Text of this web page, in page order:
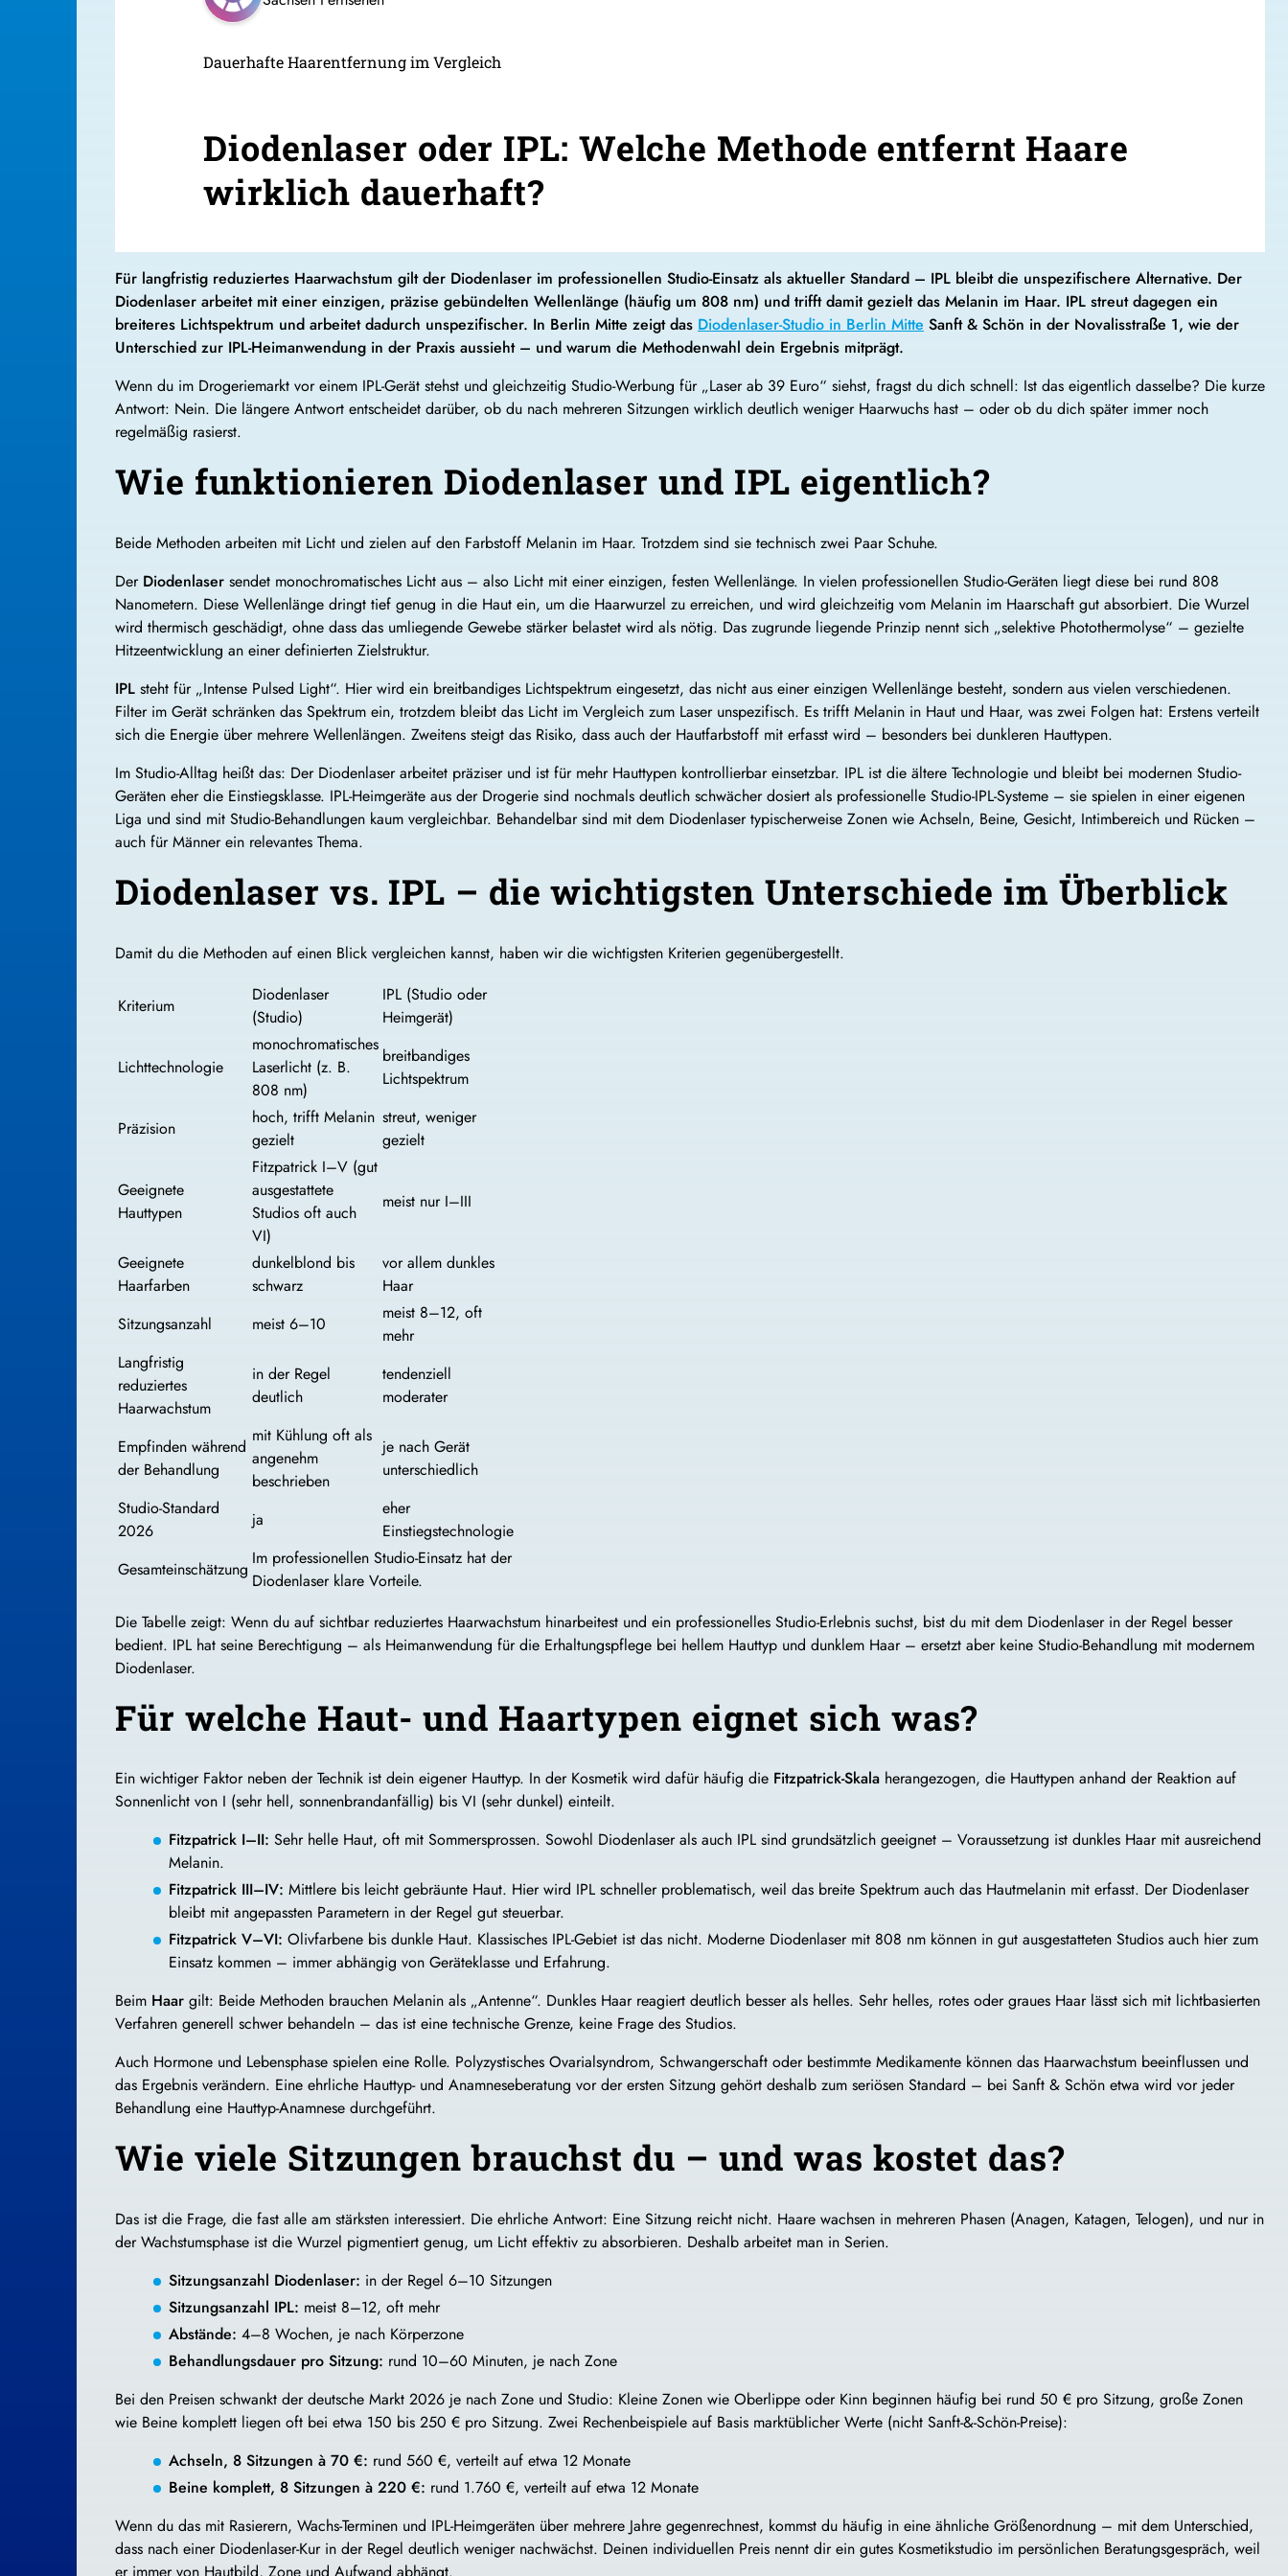
Dauerhafte Haarentfernung im Vergleich
Diodenlaser oder IPL: Welche Methode entfernt Haare
wirklich dauerhaft?
Für langfristig reduziertes Haarwachstum gilt der Diodenlaser im professionellen Studio-Einsatz als aktueller Standard – IPL bleibt die unspezifischere Alternative. Der
Diodenlaser arbeitet mit einer einzigen, präzise gebündelten Wellenlänge (häufig um 808 nm) und trifft damit gezielt das Melanin im Haar. IPL streut dagegen ein
breiteres Lichtspektrum und arbeitet dadurch unspezifischer. In Berlin Mitte zeigt das Diodenlaser-Studio in Berlin Mitte Sanft & Schön in der Novalisstraße 1, wie der
Unterschied zur IPL-Heimanwendung in der Praxis aussieht – und warum die Methodenwahl dein Ergebnis mitprägt.
Wenn du im Drogeriemarkt vor einem IPL-Gerät stehst und gleichzeitig Studio-Werbung für „Laser ab 39 Euro“ siehst, fragst du dich schnell: Ist das eigentlich dasselbe? Die kurze
Antwort: Nein. Die längere Antwort entscheidet darüber, ob du nach mehreren Sitzungen wirklich deutlich weniger Haarwuchs hast – oder ob du dich später immer noch
regelmäßig rasierst.
Wie funktionieren Diodenlaser und IPL eigentlich?
Beide Methoden arbeiten mit Licht und zielen auf den Farbstoff Melanin im Haar. Trotzdem sind sie technisch zwei Paar Schuhe.
Der Diodenlaser sendet monochromatisches Licht aus – also Licht mit einer einzigen, festen Wellenlänge. In vielen professionellen Studio-Geräten liegt diese bei rund 808
Nanometern. Diese Wellenlänge dringt tief genug in die Haut ein, um die Haarwurzel zu erreichen, und wird gleichzeitig vom Melanin im Haarschaft gut absorbiert. Die Wurzel
wird thermisch geschädigt, ohne dass das umliegende Gewebe stärker belastet wird als nötig. Das zugrunde liegende Prinzip nennt sich „selektive Photothermolyse“ – gezielte
Hitzeentwicklung an einer definierten Zielstruktur.
IPL steht für „Intense Pulsed Light“. Hier wird ein breitbandiges Lichtspektrum eingesetzt, das nicht aus einer einzigen Wellenlänge besteht, sondern aus vielen verschiedenen.
Filter im Gerät schränken das Spektrum ein, trotzdem bleibt das Licht im Vergleich zum Laser unspezifisch. Es trifft Melanin in Haut und Haar, was zwei Folgen hat: Erstens verteilt
sich die Energie über mehrere Wellenlängen. Zweitens steigt das Risiko, dass auch der Hautfarbstoff mit erfasst wird – besonders bei dunkleren Hauttypen.
Im Studio-Alltag heißt das: Der Diodenlaser arbeitet präziser und ist für mehr Hauttypen kontrollierbar einsetzbar. IPL ist die ältere Technologie und bleibt bei modernen Studio-
Geräten eher die Einstiegsklasse. IPL-Heimgeräte aus der Drogerie sind nochmals deutlich schwächer dosiert als professionelle Studio-IPL-Systeme – sie spielen in einer eigenen
Liga und sind mit Studio-Behandlungen kaum vergleichbar. Behandelbar sind mit dem Diodenlaser typischerweise Zonen wie Achseln, Beine, Gesicht, Intimbereich und Rücken –
auch für Männer ein relevantes Thema.
Diodenlaser vs. IPL – die wichtigsten Unterschiede im Überblick
Damit du die Methoden auf einen Blick vergleichen kannst, haben wir die wichtigsten Kriterien gegenübergestellt.
Kriterium
Diodenlaser
(Studio)
IPL (Studio oder
Heimgerät)
Lichttechnologie
monochromatisches
Laserlicht (z. B.
808 nm)
breitbandiges
Lichtspektrum
Präzision
hoch, trifft Melanin
gezielt
streut, weniger
gezielt
Geeignete
Hauttypen
Fitzpatrick I–V (gut
ausgestattete
Studios oft auch
VI)
meist nur I–III
Geeignete
Haarfarben
dunkelblond bis
schwarz
vor allem dunkles
Haar
Sitzungsanzahl
meist 6–10
meist 8–12, oft
mehr
Langfristig
reduziertes
Haarwachstum
in der Regel
deutlich
tendenziell
moderater
Empfinden während
der Behandlung
mit Kühlung oft als
angenehm
beschrieben
je nach Gerät
unterschiedlich
Studio-Standard
2026
ja
eher
Einstiegstechnologie
Gesamteinschätzung
Im professionellen Studio-Einsatz hat der
Diodenlaser klare Vorteile.
Die Tabelle zeigt: Wenn du auf sichtbar reduziertes Haarwachstum hinarbeitest und ein professionelles Studio-Erlebnis suchst, bist du mit dem Diodenlaser in der Regel besser
bedient. IPL hat seine Berechtigung – als Heimanwendung für die Erhaltungspflege bei hellem Hauttyp und dunklem Haar – ersetzt aber keine Studio-Behandlung mit modernem
Diodenlaser.
Für welche Haut- und Haartypen eignet sich was?
Ein wichtiger Faktor neben der Technik ist dein eigener Hauttyp. In der Kosmetik wird dafür häufig die Fitzpatrick-Skala herangezogen, die Hauttypen anhand der Reaktion auf
Sonnenlicht von I (sehr hell, sonnenbrandanfällig) bis VI (sehr dunkel) einteilt.
Fitzpatrick I–II: Sehr helle Haut, oft mit Sommersprossen. Sowohl Diodenlaser als auch IPL sind grundsätzlich geeignet – Voraussetzung ist dunkles Haar mit ausreichend
Melanin.
Fitzpatrick III–IV: Mittlere bis leicht gebräunte Haut. Hier wird IPL schneller problematisch, weil das breite Spektrum auch das Hautmelanin mit erfasst. Der Diodenlaser
bleibt mit angepassten Parametern in der Regel gut steuerbar.
Fitzpatrick V–VI: Olivfarbene bis dunkle Haut. Klassisches IPL-Gebiet ist das nicht. Moderne Diodenlaser mit 808 nm können in gut ausgestatteten Studios auch hier zum
Einsatz kommen – immer abhängig von Geräteklasse und Erfahrung.
Beim Haar gilt: Beide Methoden brauchen Melanin als „Antenne“. Dunkles Haar reagiert deutlich besser als helles. Sehr helles, rotes oder graues Haar lässt sich mit lichtbasierten
Verfahren generell schwer behandeln – das ist eine technische Grenze, keine Frage des Studios.
Auch Hormone und Lebensphase spielen eine Rolle. Polyzystisches Ovarialsyndrom, Schwangerschaft oder bestimmte Medikamente können das Haarwachstum beeinflussen und
das Ergebnis verändern. Eine ehrliche Hauttyp- und Anamneseberatung vor der ersten Sitzung gehört deshalb zum seriösen Standard – bei Sanft & Schön etwa wird vor jeder
Behandlung eine Hauttyp-Anamnese durchgeführt.
Wie viele Sitzungen brauchst du – und was kostet das?
Das ist die Frage, die fast alle am stärksten interessiert. Die ehrliche Antwort: Eine Sitzung reicht nicht. Haare wachsen in mehreren Phasen (Anagen, Katagen, Telogen), und nur in
der Wachstumsphase ist die Wurzel pigmentiert genug, um Licht effektiv zu absorbieren. Deshalb arbeitet man in Serien.
Sitzungsanzahl Diodenlaser: in der Regel 6–10 Sitzungen
Sitzungsanzahl IPL: meist 8–12, oft mehr
Abstände: 4–8 Wochen, je nach Körperzone
Behandlungsdauer pro Sitzung: rund 10–60 Minuten, je nach Zone
Bei den Preisen schwankt der deutsche Markt 2026 je nach Zone und Studio: Kleine Zonen wie Oberlippe oder Kinn beginnen häufig bei rund 50 € pro Sitzung, große Zonen
wie Beine komplett liegen oft bei etwa 150 bis 250 € pro Sitzung. Zwei Rechenbeispiele auf Basis marktüblicher Werte (nicht Sanft-&-Schön-Preise):
Achseln, 8 Sitzungen à 70 €: rund 560 €, verteilt auf etwa 12 Monate
Beine komplett, 8 Sitzungen à 220 €: rund 1.760 €, verteilt auf etwa 12 Monate
Wenn du das mit Rasierern, Wachs-Terminen und IPL-Heimgeräten über mehrere Jahre gegenrechnest, kommst du häufig in eine ähnliche Größenordnung – mit dem Unterschied,
dass nach einer Diodenlaser-Kur in der Regel deutlich weniger nachwächst. Deinen individuellen Preis nennt dir ein gutes Kosmetikstudio im persönlichen Beratungsgespräch, weil